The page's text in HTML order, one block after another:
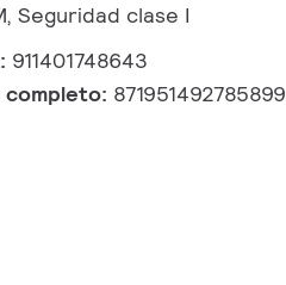
Seguridad clase I
911401748643
871951492785899